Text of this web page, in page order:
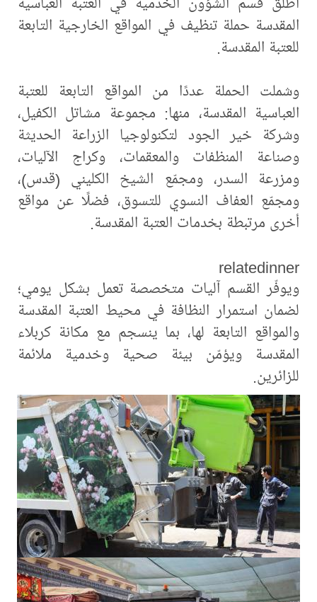
المقدسة حملة تنظيف في المواقع الخارجية التابعة
للعتبة المقدسة.
وشملت الحملة عددًا من المواقع التابعة للعتبة
العباسية المقدسة، منها: مجموعة مشاتل الكفيل،
وشركة خير الجود لتكنولوجيا الزراعة الحديثة
وصناعة المنظفات والمعقمات، وكراج الآليات،
ومزرعة السدر، ومجمّع الشيخ الكليني (قدس)،
ومجمّع العفاف النسوي للتسوق، فضلًا عن مواقع
أخرى مرتبطة بخدمات العتبة المقدسة.
relatedinner
ويوفّر القسم آليات متخصصة تعمل بشكل يومي؛
لضمان استمرار النظافة في محيط العتبة المقدسة
والمواقع التابعة لها، بما ينسجم مع مكانة كربلاء
المقدسة ويؤمّن بيئة صحية وخدمية ملائمة
للزائرين.